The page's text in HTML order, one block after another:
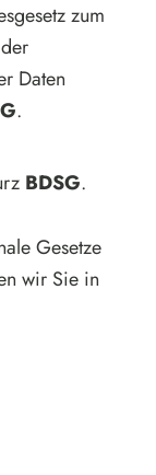
zum
Daten
.
BDSG.
Gesetze
wir Sie in